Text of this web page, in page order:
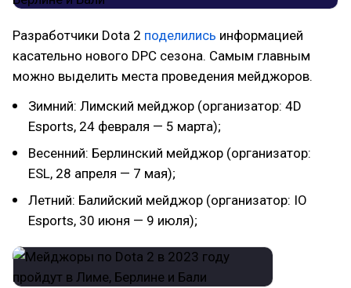
Разработчики Dota 2 поделились информацией
касательно нового DPC сезона. Самым главным
можно выделить места проведения мейджоров.
Зимний: Лимский мейджор (организатор: 4D
Esports, 24 февраля — 5 марта);
Весенний: Берлинский мейджор (организатор:
ESL, 28 апреля — 7 мая);
Летний: Балийский мейджор (организатор: IO
Esports, 30 июня — 9 июля);